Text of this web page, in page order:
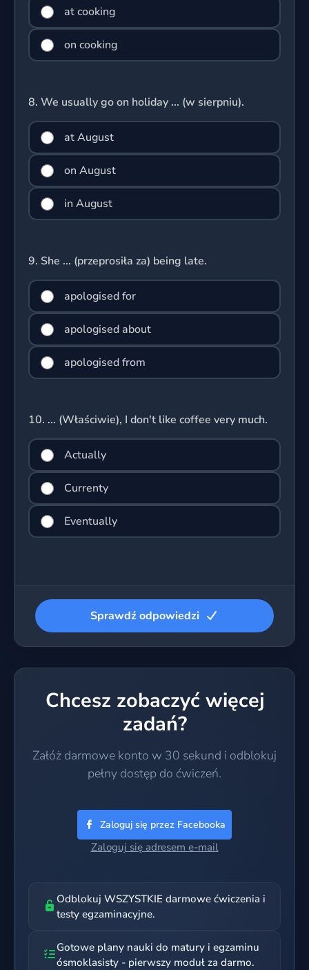
at cooking
on cooking
8. We usually go on holiday ... (w sierpniu).
at August
on August
in August
9. She ... (przeprosiła za) being late.
apologised for
apologised about
apologised from
10. ... (Właściwie), I don't like coffee very much.
Actually
Currenty
Eventually
Sprawdź odpowiedzi
Chcesz zobaczyć więcej
zadań?
Załóż darmowe konto w 30 sekund i odblokuj
pełny dostęp do ćwiczeń.
Zaloguj się przez Facebooka
Zaloguj się adresem e-mail
Odblokuj WSZYSTKIE darmowe ćwiczenia i
testy egzaminacyjne.
Gotowe plany nauki do matury i egzaminu
ósmoklasisty - pierwszy moduł za darmo.